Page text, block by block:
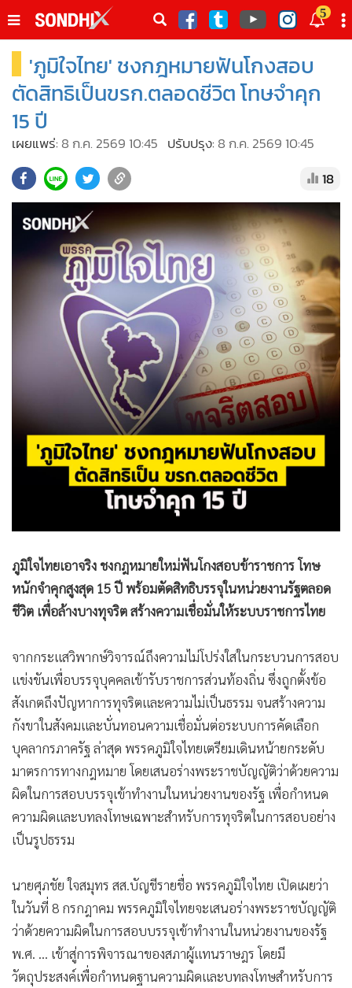
ดต
5
หน้าหลัก
•
SondhiX
Social
•
World Talk
• ผู้เฒ่าเล่าเรื่อง
• ข่าวลึกปมลับ
• Exclusive Health
• ผู้จัดกวน
น่าสนใจ
ข่าวอัพเดต
เศรษฐกิจ-ธุรกิจ
สังคม-โซเชียล
'ภูมิใจไทย' ชงกฎหมายฟันโกงสอบ
ตัดสิทธิเป็นขรก.ตลอดชีวิต โทษจำคุก
15 ปี
เผยแพร่: 8 ก.ค. 2569 10:45 ปรับปรุง: 8 ก.ค. 2569 10:45
18
ภูมิใจไทยเอาจริง ชงกฎหมายใหม่ฟันโกงสอบข้าราชการ โทษ
หนักจำคุกสูงสุด 15 ปี พร้อมตัดสิทธิบรรจุในหน่วยงานรัฐตลอด
ชีวิต เพื่อล้างบางทุจริต สร้างความเชื่อมั่นให้ระบบราชการไทย
จากกระแสวิพากษ์วิจารณ์ถึงความไม่โปร่งใสในกระบวนการสอบ
แข่งขันเพื่อบรรจุบุคคลเข้ารับราชการส่วนท้องถิ่น ซึ่งถูกตั้งข้อ
สังเกตถึงปัญหาการทุจริตและความไม่เป็นธรรม จนสร้างความ
กังขาในสังคมและบั่นทอนความเชื่อมั่นต่อระบบการคัดเลือก
บุคลากรภาครัฐ ล่าสุด พรรคภูมิใจไทยเตรียมเดินหน้ายกระดับ
มาตรการทางกฎหมาย โดยเสนอร่างพระราชบัญญัติว่าด้วยความ
ผิดในการสอบบรรจุเข้าทำงานในหน่วยงานของรัฐ เพื่อกำหนด
ความผิดและบทลงโทษเฉพาะสำหรับการทุจริตในการสอบอย่าง
เป็นรูปธรรม
นายศุภชัย ใจสมุทร สส.บัญชีรายชื่อ พรรคภูมิใจไทย เปิดเผยว่า
ในวันที่ 8 กรกฎาคม พรรคภูมิใจไทยจะเสนอร่างพระราชบัญญัติ
ว่าด้วยความผิดในการสอบบรรจุเข้าทำงานในหน่วยงานของรัฐ
พ.ศ. ... เข้าสู่การพิจารณาของสภาผู้แทนราษฎร โดยมี
วัตถุประสงค์เพื่อกำหนดฐานความผิดและบทลงโทษสำหรับการ